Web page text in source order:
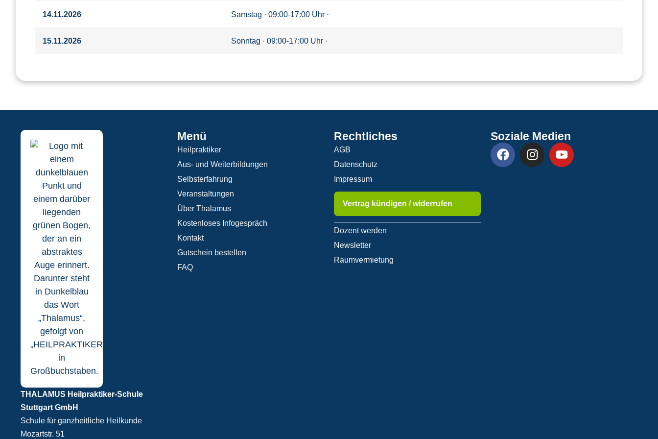
14.11.2026 Samstag · 09:00-17:00 Uhr ·
15.11.2026 Sonntag · 09:00-17:00 Uhr ·
THALAMUS Heilpraktiker-Schule
Stuttgart GmbH
Schule für ganzheitliche Heilkunde
Mozartstr. 51
Menü
Heilpraktiker
Aus- und Weiterbildungen
Selbsterfahrung
Veranstaltungen
Über Thalamus
Kostenloses Infogespräch
Kontakt
Gutschein bestellen
FAQ
Rechtliches
AGB
Datenschutz
Impressum
Vertrag kündigen / widerrufen
Dozent werden
Newsletter
Raumvermietung
Soziale Medien